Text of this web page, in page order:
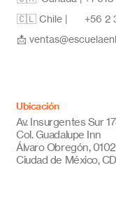
🇨🇱 Chile | +56 2
📩
Ubicación
Av. Insurgentes Sur
Col. Guadalupe Inn
Álvaro Obregón,
Ciudad de México,